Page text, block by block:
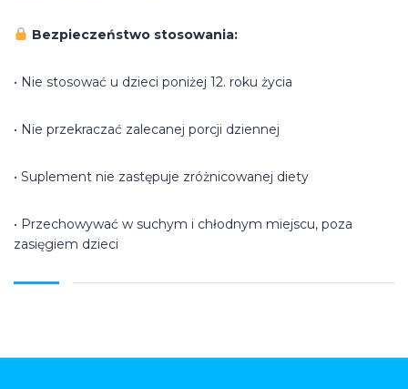
Bezpieczeństwo stosowania:
• Nie stosować u dzieci poniżej 12. roku życia
• Nie przekraczać zalecanej porcji dziennej
• Suplement nie zastępuje zróżnicowanej diety
• Przechowywać w suchym i chłodnym miejscu, poza
zasięgiem dzieci